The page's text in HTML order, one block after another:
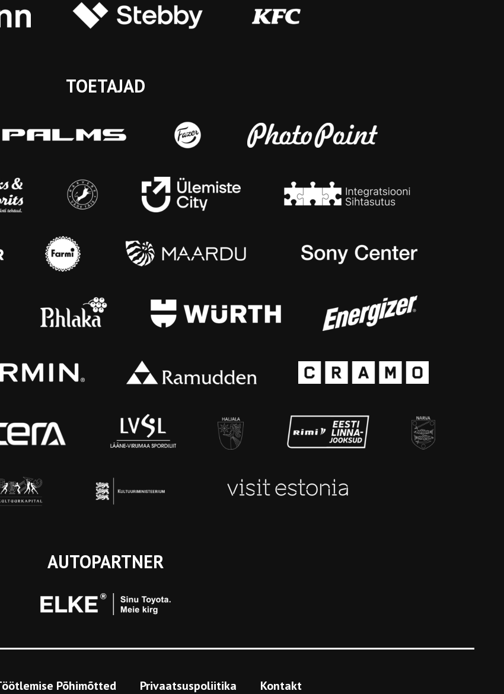
TOETAJAD
AUTOPARTNER
Põhimõtted Privaatsuspoliitika Kontakt